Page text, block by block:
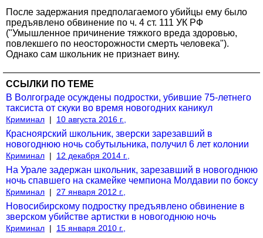
После задержания предполагаемого убийцы ему было
предъявлено обвинение по ч. 4 ст. 111 УК РФ
("Умышленное причинение тяжкого вреда здоровью,
повлекшего по неосторожности смерть человека").
Однако сам школьник не признает вину.
ССЫЛКИ ПО ТЕМЕ
В Волгограде осуждены подростки, убившие 75-летнего
таксиста от скуки во время новогодних каникул
Криминал | 10 августа 2016 г.,
Красноярский школьник, зверски зарезавший в
новогоднюю ночь собутыльника, получил 6 лет колонии
Криминал | 12 декабря 2014 г.,
На Урале задержан школьник, зарезавший в новогоднюю
ночь спавшего на скамейке чемпиона Молдавии по боксу
Криминал | 27 января 2012 г.,
Новосибирскому подростку предъявлено обвинение в
зверском убийстве артистки в новогоднюю ночь
Криминал | 15 января 2010 г.,